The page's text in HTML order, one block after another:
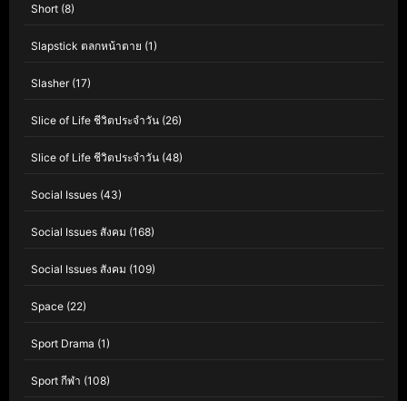
Short (8)
Slapstick ตลกหน้าตาย (1)
Slasher(17)
Slice of Life ชีวิตประจำวัน (26)
Slice of Life ชีวิตประจำวัน (48)
Social Issues (43)
Social Issues สังคม (168)
Social Issues สังคม (109)
Space (22)
Sport Drama (1)
Sport กีฬา (108)